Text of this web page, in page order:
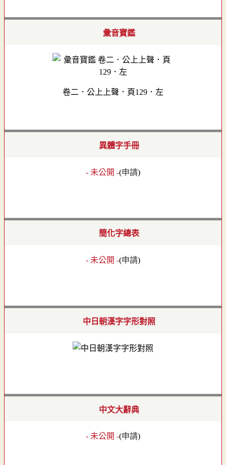
彙音寶鑑
卷二．公上上聲．頁129．左
異體字手冊
- 未公開 -(申請)
簡化字總表
- 未公開 -(申請)
中日朝漢字字形對照
中文大辭典
- 未公開 -(申請)